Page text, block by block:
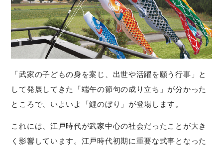
「武家の子どもの身を案じ、出世や活躍を願う行事」と
して発展してきた「端午の節句の成り立ち」が分かった
ところで、いよいよ「鯉のぼり」が登場します。
これには、江戸時代が武家中心の社会だったことが大き
く影響しています。江戸時代初期に重要な式事となった